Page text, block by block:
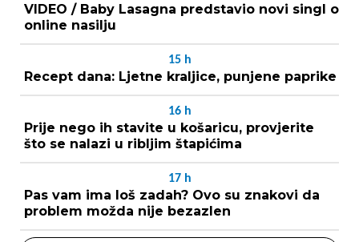
VIDEO / Baby Lasagna predstavio novi singl o
online nasilju
15 h
Recept dana: Ljetne kraljice, punjene paprike
16 h
Prije nego ih stavite u košaricu, provjerite
što se nalazi u ribljim štapićima
17 h
Pas vam ima loš zadah? Ovo su znakovi da
problem možda nije bezazlen